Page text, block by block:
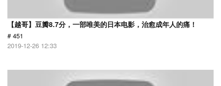
【越哥】豆瓣8.7分，一部唯美的日本电影，治愈成年人的痛！
# 451
2019-12-26 12:33